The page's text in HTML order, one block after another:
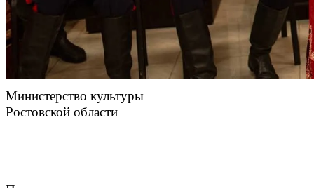
Министерство культуры
Ростовской области